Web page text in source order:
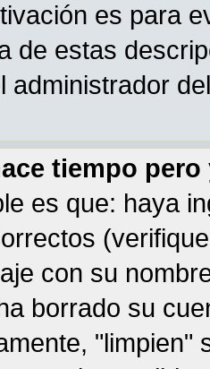
es para
de estas
administrador
tiempo
es que: haya
con su
borrado su
"limpien"